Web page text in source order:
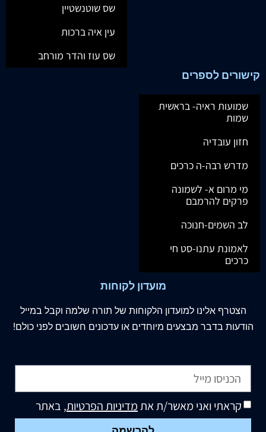
שס שוטנשטיין
עין איה ברכות
שס עוז והדר מורחב
קישורים לספרים
שמועות ראיה- בראשית
שמות
חזון עובדיה
מדרש רבה-ה כרכים
מי מרום א- לשמונה
פרקים להרמבם
לב השמים-חנוכה
לאמונת עתנו-סט חי
כרכים
מועדון לקוחות
הצטרף אלינו למועדון הלקוחות של תורה שלמה וקבל במייל
הודעות בדבר מבצעים מיוחדים או עדכונים חשובים לפני כולם!
קראתי ואני מאשר/ת אתמדיניות הפרטיות, באתר